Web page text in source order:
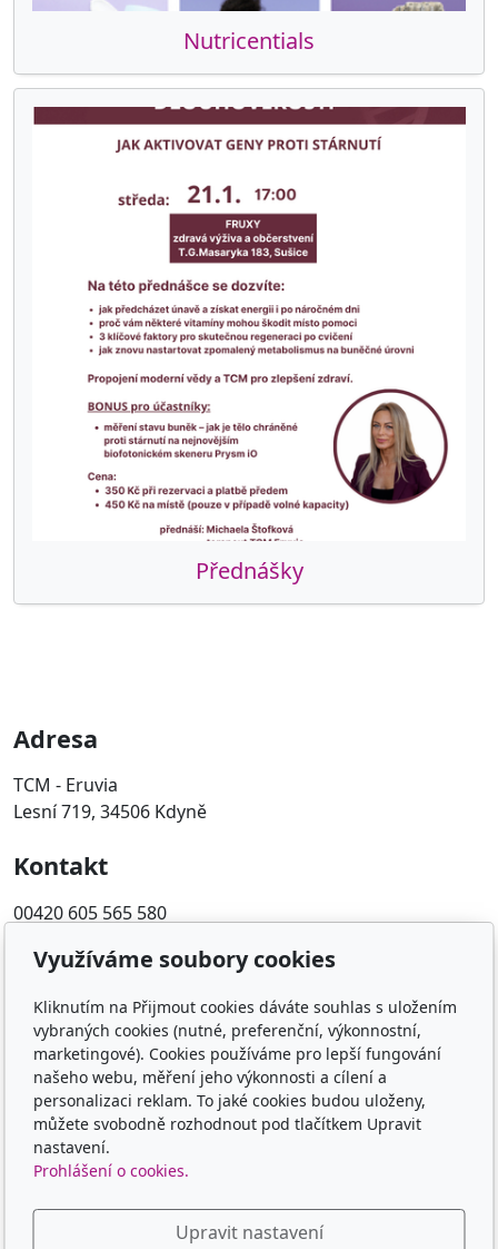
Nutricentials
Přednášky
Adresa
TCM - Eruvia
Lesní 719, 34506 Kdyně
Kontakt
00420 605 565 580
Sledujte nás
© 2026TCM - Eruvia
Běží nainPage s AI
Využíváme soubory cookies
Kliknutím na Přijmout cookies dáváte souhlas s uložením
vybraných cookies (nutné, preferenční, výkonnostní,
marketingové). Cookies používáme pro lepší fungování
našeho webu, měření jeho výkonnosti a cílení a
personalizaci reklam. To jaké cookies budou uloženy,
můžete svobodně rozhodnout pod tlačítkem Upravit
nastavení.
Prohlášení o cookies.
Upravit nastavení